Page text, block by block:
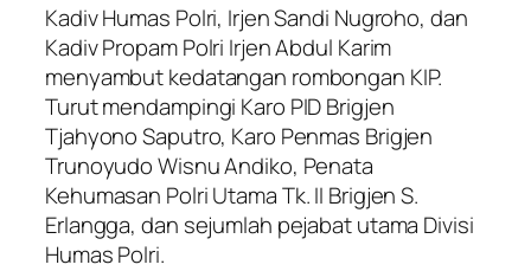
Kadiv Humas Polri, Irjen Sandi Nugroho, dan
Kadiv Propam Polri Irjen Abdul Karim
menyambut kedatangan rombongan KIP.
Turut mendampingi Karo PID Brigjen
Tjahyono Saputro, Karo Penmas Brigjen
Trunoyudo Wisnu Andiko, Penata
Kehumasan Polri Utama Tk. II Brigjen S.
Erlangga, dan sejumlah pejabat utama Divisi
Humas Polri.